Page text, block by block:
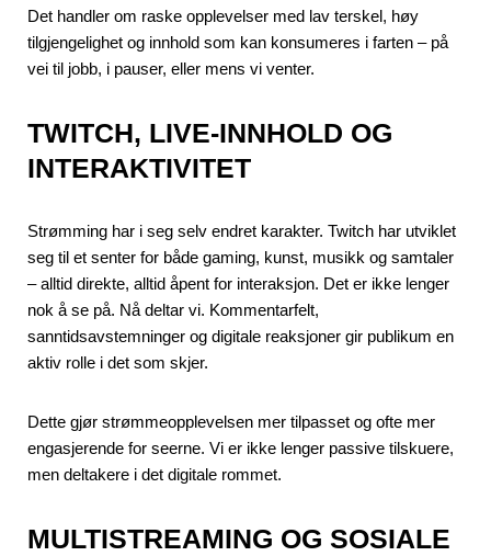
Det handler om raske opplevelser med lav terskel, høy
tilgjengelighet og innhold som kan konsumeres i farten – på
vei til jobb, i pauser, eller mens vi venter.
TWITCH, LIVE-INNHOLD OG
INTERAKTIVITET
Strømming har i seg selv endret karakter. Twitch har utviklet
seg til et senter for både gaming, kunst, musikk og samtaler
– alltid direkte, alltid åpent for interaksjon. Det er ikke lenger
nok å se på. Nå deltar vi. Kommentarfelt,
sanntidsavstemninger og digitale reaksjoner gir publikum en
aktiv rolle i det som skjer.
Dette gjør strømmeopplevelsen mer tilpasset og ofte mer
engasjerende for seerne. Vi er ikke lenger passive tilskuere,
men deltakere i det digitale rommet.
MULTISTREAMING OG SOSIALE